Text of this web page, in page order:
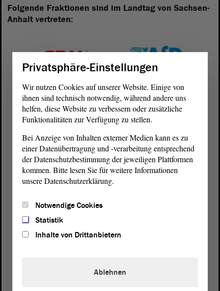
Folgende Fraktionen sind im Landtag von Sachsen-
Anhalt vertreten:
Landtagvon Sachsen-Anhalt
Domplatz 6–9
39104 Magdeburg
Privatsphäre-Einstellungen
Wir nutzen Cookies auf unserer Website. Einige von
ihnen sind technisch notwendig, während andere uns
helfen, diese Website zu verbessern oder zusätzliche
Funktionalitäten zur Verfügung zu stellen.
Bei Anzeige von Inhalten externer Medien kann es zu
einer Datenübertragung und -verarbeitung entsprechend
der Datenschutzbestimmung der jeweiligen Plattformen
kommen. Bitte lesen Sie für weitere Informationen
unsere Datenschutzerklärung.
Notwendige Cookies
Statistik
Inhalte von Drittanbietern
Ablehnen